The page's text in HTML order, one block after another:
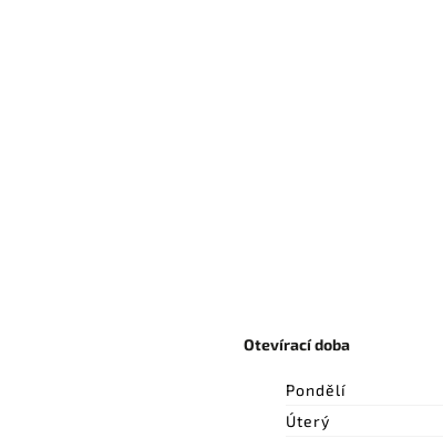
Otevírací doba
Pondělí
Úterý